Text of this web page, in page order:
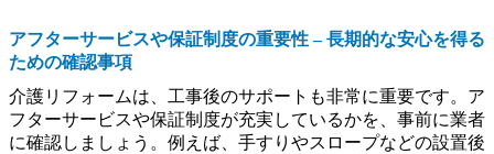
アフターサービスや保証制度の重要性 – 長期的な安心を得る
ための確認事項
介護リフォームは、工事後のサポートも非常に重要です。ア
フターサービスや保証制度が充実しているかを、事前に業者
に確認しましょう。例えば、手すりやスロープなどの設置後